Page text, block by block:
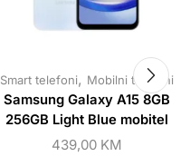
Smart telefoni, Mobilni telefoni
Samsung Galaxy A15 8GB
256GB Light Blue mobitel
439,00 KM